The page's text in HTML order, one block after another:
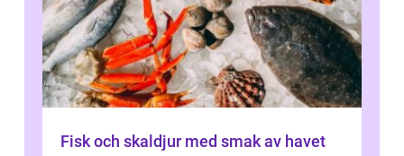
Fisk och skaldjur med smak av havet